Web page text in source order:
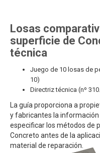
Losas
superficie de
técnica
Juego de 10 losas de
10)
Directriz técnica (nº
La guía proporciona a
y fabricantes la
especificar los métodos de
Concreto antes de la
material de reparación.